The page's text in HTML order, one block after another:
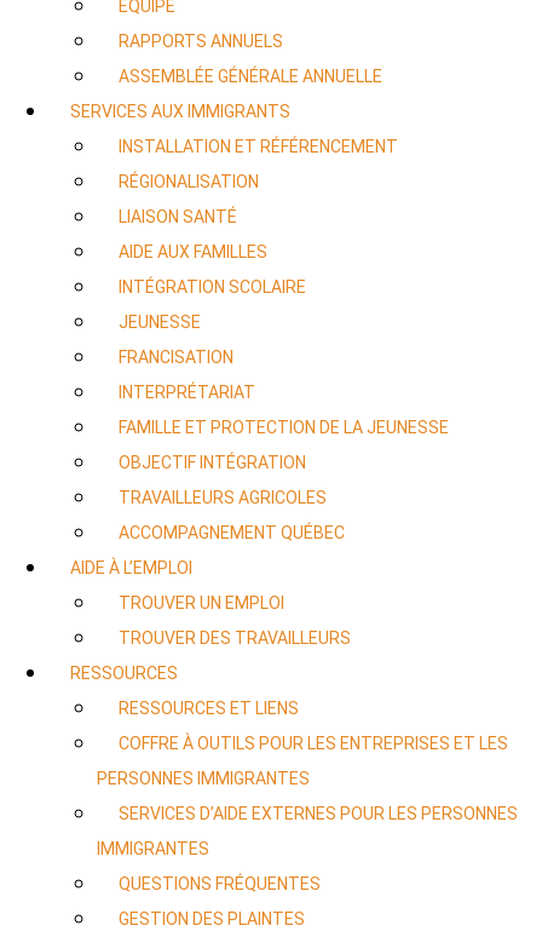
ÉQUIPE
RAPPORTS ANNUELS
ASSEMBLÉE GÉNÉRALE ANNUELLE
SERVICES AUX IMMIGRANTS
INSTALLATION ET RÉFÉRENCEMENT
RÉGIONALISATION
LIAISON SANTÉ
AIDE AUX FAMILLES
INTÉGRATION SCOLAIRE
JEUNESSE
FRANCISATION
INTERPRÉTARIAT
FAMILLE ET PROTECTION DE LA JEUNESSE
OBJECTIF INTÉGRATION
TRAVAILLEURS AGRICOLES
ACCOMPAGNEMENT QUÉBEC
AIDE À L’EMPLOI
TROUVER UN EMPLOI
TROUVER DES TRAVAILLEURS
RESSOURCES
RESSOURCES ET LIENS
COFFRE À OUTILS POUR LES ENTREPRISES ET LES
PERSONNES IMMIGRANTES
SERVICES D’AIDE EXTERNES POUR LES PERSONNES
IMMIGRANTES
QUESTIONS FRÉQUENTES
GESTION DES PLAINTES